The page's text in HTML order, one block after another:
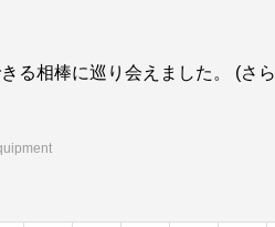
る相棒に巡り会えました。 (さら